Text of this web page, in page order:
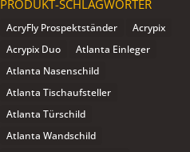
PRODUKT-SCHLAGWÖRTER
AcryFly Prospektständer
Acrypix
Acrypix Duo
Atlanta Einleger
Atlanta Nasenschild
Atlanta Tischaufsteller
Atlanta Türschild
Atlanta Wandschild